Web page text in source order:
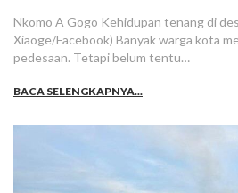
Nkomo A Gogo Kehidupan tenang di
Xiaoge/Facebook) Banyak warga kota
pedesaan. Tetapi belum tentu…
BACA SELENGKAPNYA...